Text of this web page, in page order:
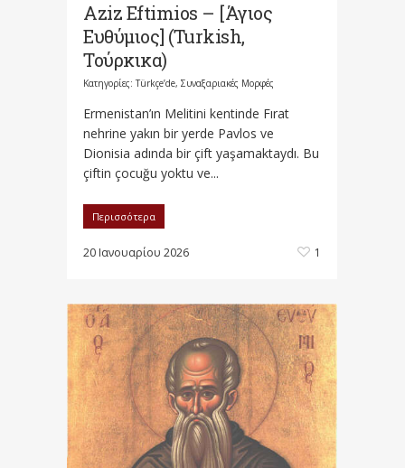
Aziz Eftimios – [Άγιος
Ευθύμιος] (Turkish,
Τούρκικα)
Κατηγορίες:Türkçe’de, Συναξαριακές Μορφές
Ermenistan’ın Melitini kentinde Fırat
nehrine yakın bir yerde Pavlos ve
Dionisia adında bir çift yaşamaktaydı. Bu
çiftin çocuğu yoktu ve...
Περισσότερα
20 Ιανουαρίου 2026 1